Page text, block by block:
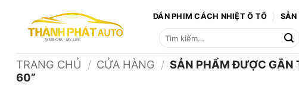
dung
DÁN PHIM CÁCH NHIỆT Ô TÔ SẢN
Tìm
TRANG CHỦ / CỬA HÀNG / SẢN PHẨM ĐƯỢC GẮN
60”